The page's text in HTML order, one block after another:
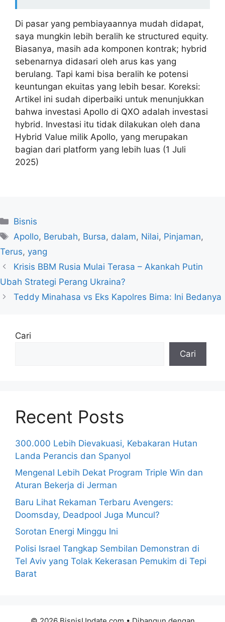
Di pasar yang pembiayaannya mudah didapat,
saya mungkin lebih beralih ke structured equity.
Biasanya, masih ada komponen kontrak; hybrid
sebenarnya didasari oleh arus kas yang
berulang. Tapi kami bisa beralih ke potensi
keuntungan ekuitas yang lebih besar. Koreksi:
Artikel ini sudah diperbaiki untuk menunjukkan
bahwa investasi Apollo di QXO adalah investasi
hybrid. Investasi itu tidak dilakukan oleh dana
Hybrid Value milik Apollo, yang merupakan
bagian dari platform yang lebih luas (1 Juli
2025)
Kategori
Bisnis
Tag
Apollo, Berubah, Bursa, dalam, Nilai, Pinjaman,
Terus, yang
Krisis BBM Rusia Mulai Terasa – Akankah Putin
Ubah Strategi Perang Ukraina?
Teddy Minahasa vs Eks Kapolres Bima: Ini Bedanya
Cari
Cari
Recent Posts
300.000 Lebih Dievakuasi, Kebakaran Hutan
Landa Perancis dan Spanyol
Mengenal Lebih Dekat Program Triple Win dan
Aturan Bekerja di Jerman
Baru Lihat Rekaman Terbaru Avengers:
Doomsday, Deadpool Juga Muncul?
Sorotan Energi Minggu Ini
Polisi Israel Tangkap Sembilan Demonstran di
Tel Aviv yang Tolak Kekerasan Pemukim di Tepi
Barat